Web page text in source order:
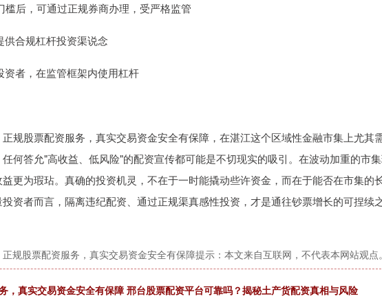
后，可通过正规券商办理，受严格监管
合规杠杆投资渠说念
者，在监管框架内使用杠杆
规股票配资服务，真实交易资金安全有保障，在湛江这个区域性金融市集上尤其
何答允"高收益、低风险"的配资宣传都可能是不切现实的吸引。在波动加重的市
更为瑕玷。真确的投资机灵，不在于一时能撬动些许资金，而在于能否在市集的
资者而言，隔离违纪配资、通过正规渠真感性投资，才是通往钞票增长的可捏续
规股票配资服务，真实交易资金安全有保障提示：本文来自互联网，不代表本网站观点。
，真实交易资金安全有保障 邢台股票配资平台可靠吗？揭秘土产货配资真相与风险